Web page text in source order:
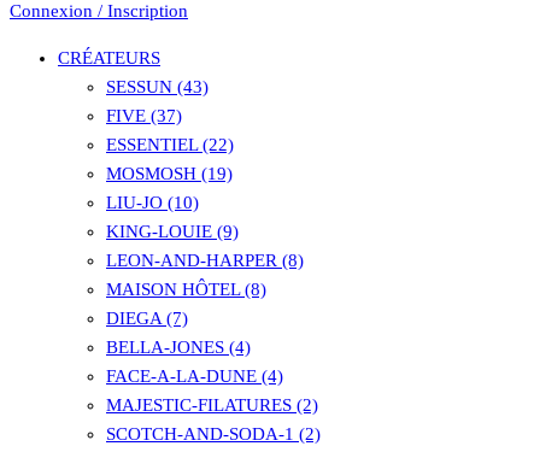
Connexion / Inscription
CRÉATEURS
SESSUN (43)
FIVE (37)
ESSENTIEL (22)
MOSMOSH (19)
LIU-JO (10)
KING-LOUIE (9)
LEON-AND-HARPER (8)
MAISON HÔTEL (8)
DIEGA (7)
BELLA-JONES (4)
FACE-A-LA-DUNE (4)
MAJESTIC-FILATURES (2)
SCOTCH-AND-SODA-1 (2)